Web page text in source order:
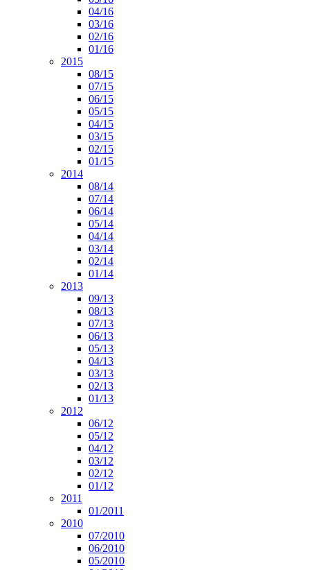
04/16
03/16
02/16
01/16
2015
08/15
07/15
06/15
05/15
04/15
03/15
02/15
01/15
2014
08/14
07/14
06/14
05/14
04/14
03/14
02/14
01/14
2013
09/13
08/13
07/13
06/13
05/13
04/13
03/13
02/13
01/13
2012
06/12
05/12
04/12
03/12
02/12
01/12
2011
01/2011
2010
07/2010
06/2010
05/2010